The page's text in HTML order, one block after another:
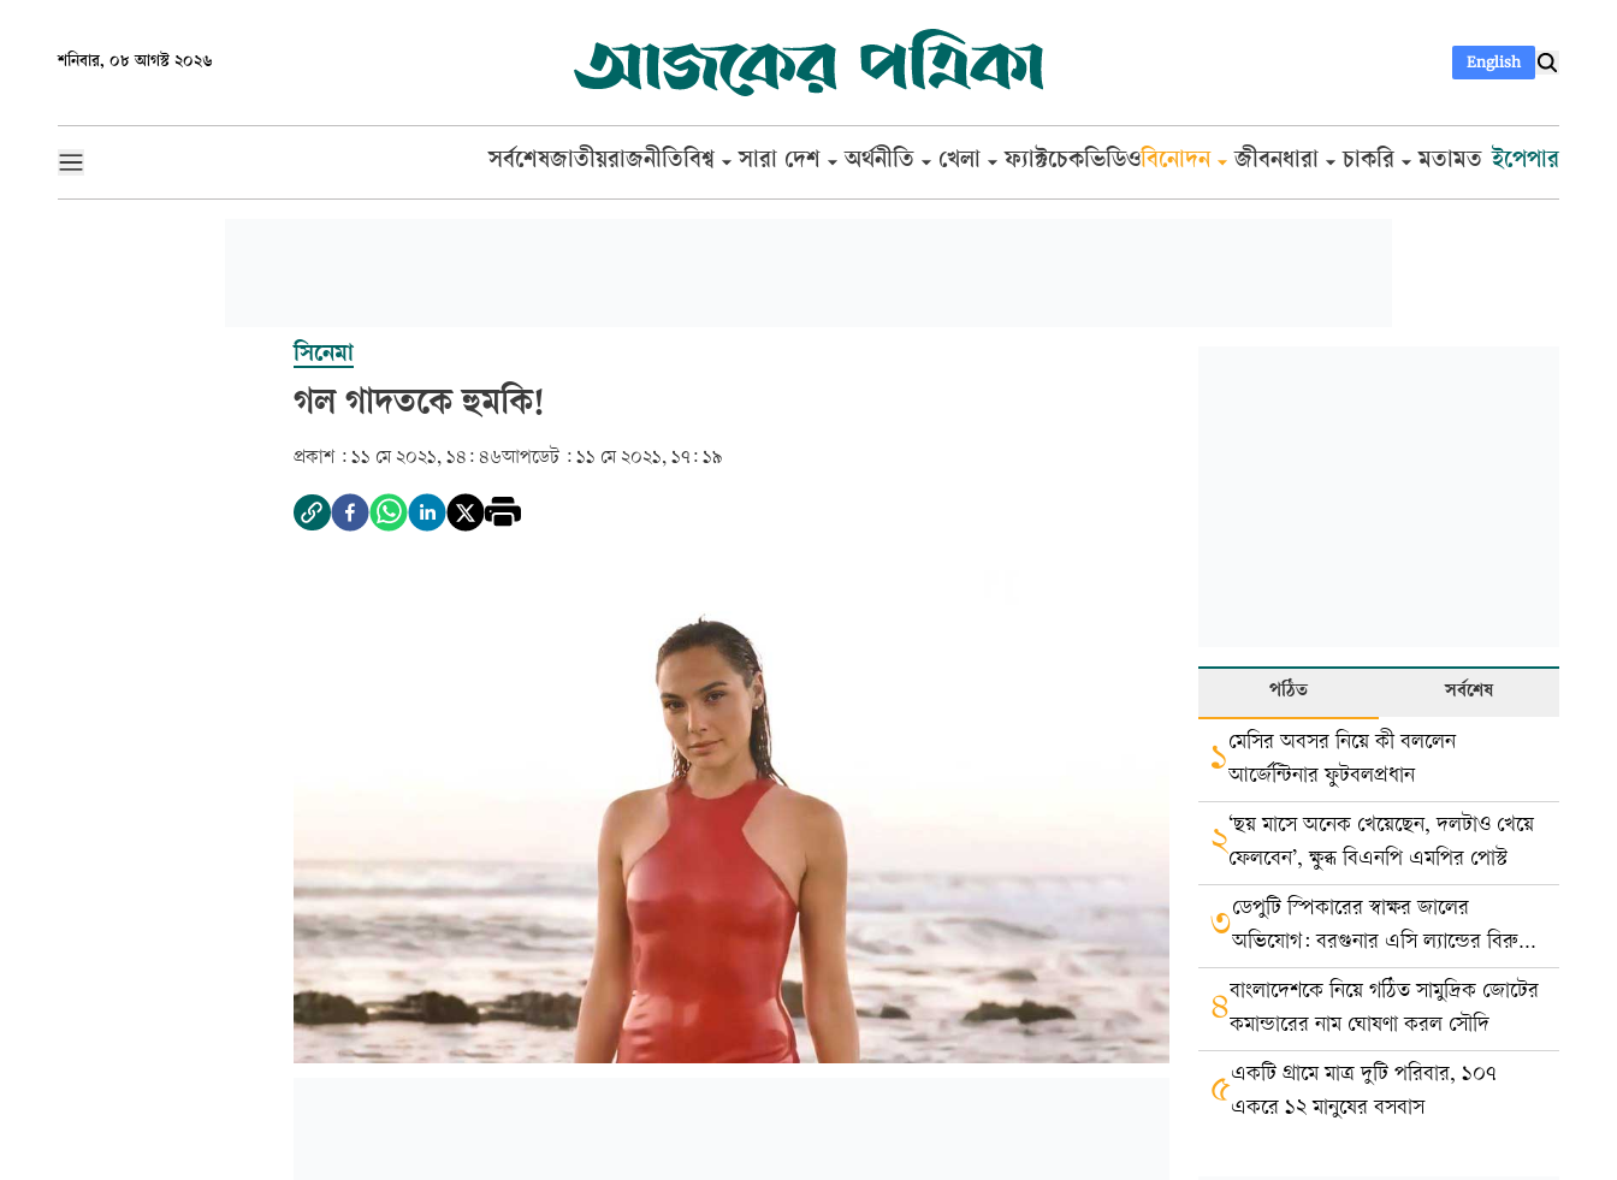
শনিবার, ০৮ আগস্ট ২০২৬ English
সর্বশেষজাতীয়রাজনীতিবিশ্ব সারা দেশ অর্থনীতি খেলা ফ্যাক্টচেকভিডিওবিনোদন জীবনধারা চাকরি মতামত ইপেপার
সিনেমা
গল গাদতকে হুমকি!
প্রকাশ : ১১ মে ২০২১, ১৪: ৪৬আপডেট : ১১ মে ২০২১, ১৭: ১৯
পঠিত সর্বশেষ
১মেসির অবসর নিয়ে কী বললেন
আর্জেন্টিনার ফুটবলপ্রধান
২‘ছয় মাসে অনেক খেয়েছেন, দলটাও খেয়ে
ফেলবেন’, ক্ষুব্ধ বিএনপি এমপির পোস্ট
৩ডেপুটি স্পিকারের স্বাক্ষর জালের
অভিযোগ: বরগুনার এসি ল্যান্ডের বিরুদ্ধে
মামলা
৪বাংলাদেশকে নিয়ে গঠিত সামুদ্রিক জোটের
কমান্ডারের নাম ঘোষণা করল সৌদি
৫একটি গ্রামে মাত্র দুটি পরিবার, ১০৭
একরে ১২ মানুষের বসবাস